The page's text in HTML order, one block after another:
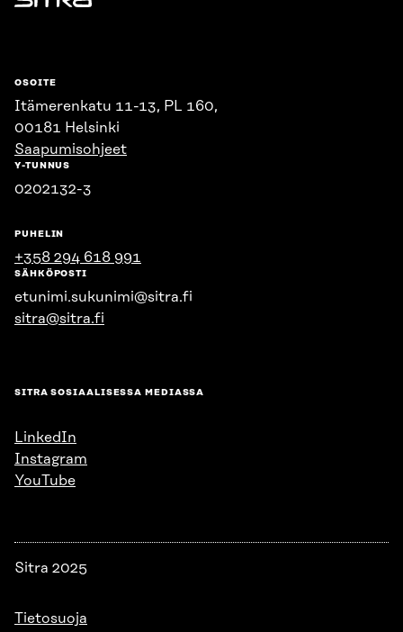
Sitra
OSOITE
Itämerenkatu 11-13, PL 160,
00181 Helsinki
Saapumisohjeet
Y-TUNNUS
0202132-3
PUHELIN
+358 294 618 991
SÄHKÖPOSTI
etunimi.sukunimi@sitra.fi
sitra@sitra.fi
SITRA SOSIAALISESSA MEDIASSA
LinkedIn
Instagram
YouTube
Sitra 2025
Tietosuoja